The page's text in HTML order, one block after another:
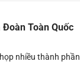
Toàn Quốc
nhiều thành phần